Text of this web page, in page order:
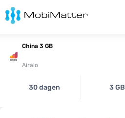
China 3 GB
Airalo
30 dagen 3 GB